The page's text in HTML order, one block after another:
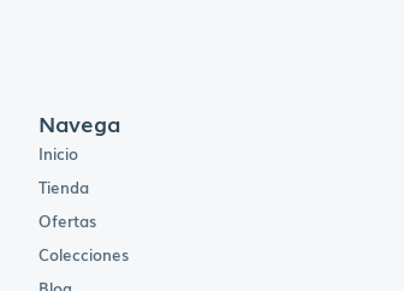
Navega
Inicio
Tienda
Ofertas
Colecciones